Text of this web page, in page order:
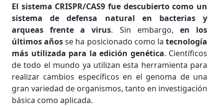
El sistema CRISPR/CAS9 fue descubierto como un
sistema de defensa natural en bacterias y
arqueas frente a virus. Sin embargo, en los
últimos añosse ha posicionado como latecnología
más utilizada para la edición genética. Científicos
de todo el mundo ya utilizan esta herramienta para
realizar cambios específicos en el genoma de una
gran variedad de organismos, tanto en investigación
básica como aplicada.